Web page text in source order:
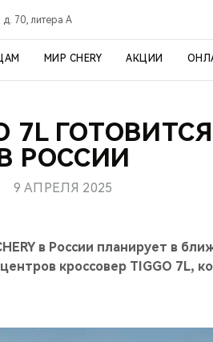
70, литера А
МИР CHERY АКЦИИ
7L
РОССИИ
9 АПРЕЛЯ 2025
в России планирует в
кроссовер TIGGO 7L,